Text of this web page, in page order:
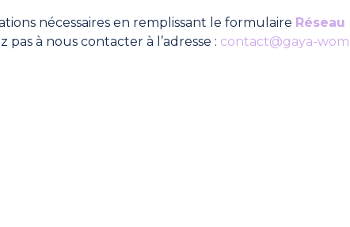
nécessaires en remplissant le formulaire Réseau
pas à nous contacter à l’adresse : contact@gaya-